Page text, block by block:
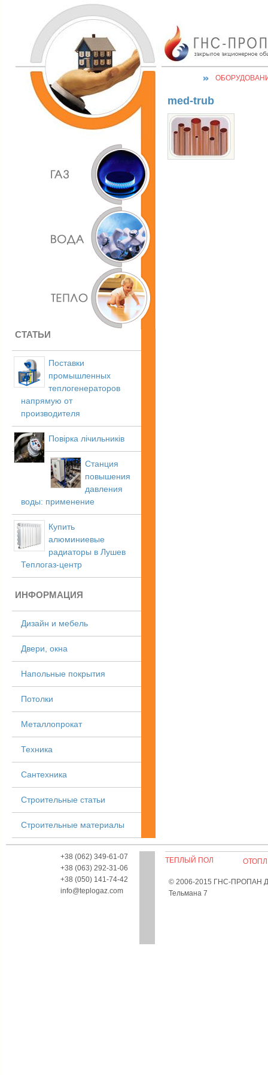
СТАТЬИ
Поставки
промышленных
теплогенераторов
напрямую от
производителя
Повірка лічильників
Станция
повышения
давления
воды: применение
Купить
алюминиевые
радиаторы в Лушев
Теплогаз-центр
ИНФОРМАЦИЯ
Дизайн и мебель
Двери, окна
Напольные покрытия
Потолки
Металлопрокат
Техника
Сантехника
Строительные статьи
Строительные материалы
med-trub
+38 (062) 349-61-07
+38 (063) 292-31-06
+38 (050) 141-74-42
info@teplogaz.com
ТЕПЛЫЙ ПОЛ
© 2006-2015 ГНС-ПРОПАН
Тельмана 7